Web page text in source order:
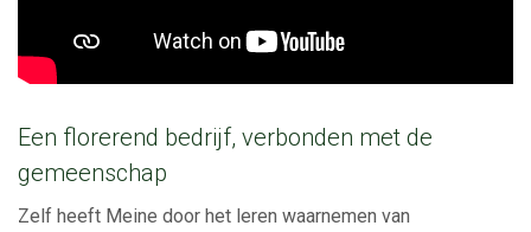
Een florerend bedrijf, verbonden met de
gemeenschap
Zelf heeft Meine door het leren waarnemen van